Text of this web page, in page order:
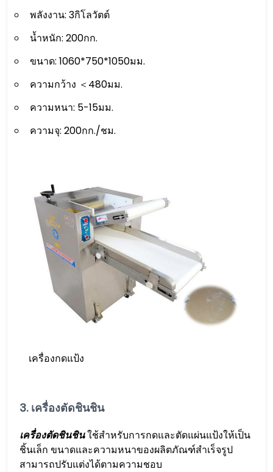
พลังงาน: 3กิโลวัตต์
น้ำหนัก: 200กก.
ขนาด: 1060*750*1050มม.
ความกว้าง ＜480มม.
ความหนา: 5-15มม.
ความจุ: 200กก./ชม.
เครื่องกดแป้ง
3. เครื่องตัดชินชิน
เครื่องตัดชินชินใช้สำหรับการกดและตัดแผ่นแป้งให้เป็น
ชิ้นเล็ก ขนาดและความหนาของผลิตภัณฑ์สำเร็จรูป
สามารถปรับแต่งได้ตามความชอบ